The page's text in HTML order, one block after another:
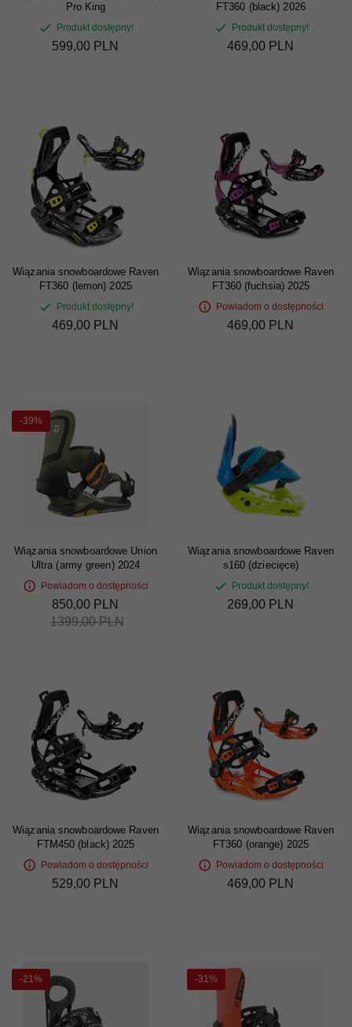
Pro King
Produkt dostępny!
599,00 PLN
FT360 (black) 2026
Produkt dostępny!
469,00 PLN
Wiązania snowboardowe Raven
FT360 (lemon) 2025
Produkt dostępny!
469,00 PLN
Wiązania snowboardowe Raven
FT360 (fuchsia) 2025
Powiadom o dostępności
469,00 PLN
-39%
Wiązania snowboardowe Union
Ultra (army green) 2024
Powiadom o dostępności
850,00 PLN
1399,00 PLN
Wiązania snowboardowe Raven
s160 (dziecięce)
Produkt dostępny!
269,00 PLN
Wiązania snowboardowe Raven
FTM450 (black) 2025
Powiadom o dostępności
529,00 PLN
Wiązania snowboardowe Raven
FT360 (orange) 2025
Powiadom o dostępności
469,00 PLN
-21% -31%